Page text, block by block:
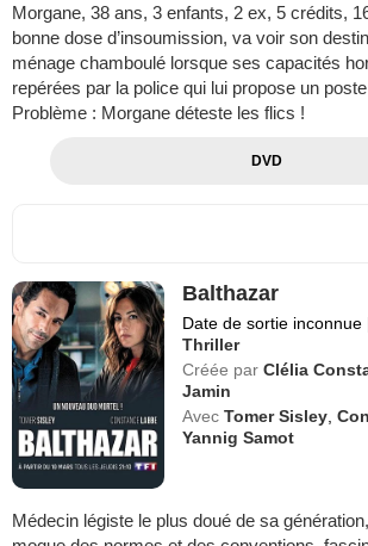
Morgane, 38 ans, 3 enfants, 2 ex, 5 crédits,
bonne dose d’insoumission, va voir son
ménage chamboulé lorsque ses capacités
repérées par la police qui lui propose un
Problème : Morgane déteste les flics !
DVD
Balthazar
Date de sortie inconnue
Thriller
Créée par Clélia
Jamin
Avec Tomer Sisley ,
Yannig Samot
Médecin légiste le plus doué de sa